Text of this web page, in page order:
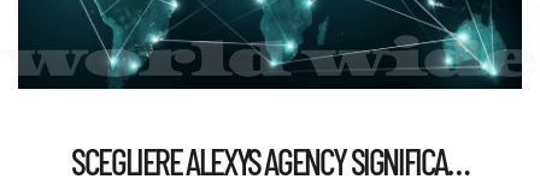
SCEGLIERE ALEXYS AGENCY SIGNIFICA…